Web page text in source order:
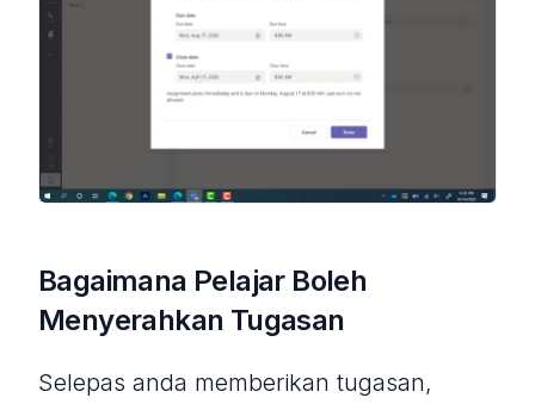
Bagaimana Pelajar Boleh
Menyerahkan Tugasan
Selepas anda memberikan tugasan,